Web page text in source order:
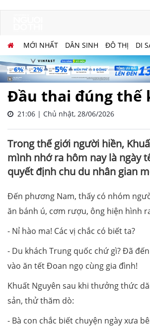
MỚI NHẤT DÂN SINH ĐÔ THỊ DI
Đầu thai đúng thế
21:06 | Chủ nhật, 28/06/2026
Trong thế giới người hiền,
mình nhớ ra hôm nay là ngày
quyết định chu du nhân gian
Đến phương Nam, thấy có nhóm
ăn bánh ú, cơm rượu, ông hiện hình
- Nỉ hào ma! Các vị chắc có biết ta?
- Du khách Trung quốc chứ gì? Đã
vào ăn tết Đoan ngọ cùng gia đình!
Khuất Nguyên sau khi thưởng thức
sản, thử thăm dò:
- Bà con chắc biết chuyện ngày xưa